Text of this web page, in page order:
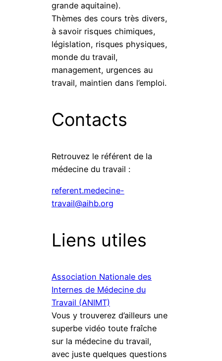
grande aquitaine).
Thèmes des cours très divers,
à savoir risques chimiques,
législation, risques physiques,
monde du travail,
management, urgences au
travail, maintien dans l’emploi.
Contacts
Retrouvez le référent de la
médecine du travail :
referent.medecine-
travail@aihb.org
Liens utiles
Association Nationale des
Internes de Médecine du
Travail (ANIMT)
Vous y trouverez d’ailleurs une
superbe vidéo toute fraîche
sur la médecine du travail,
avec juste quelques questions